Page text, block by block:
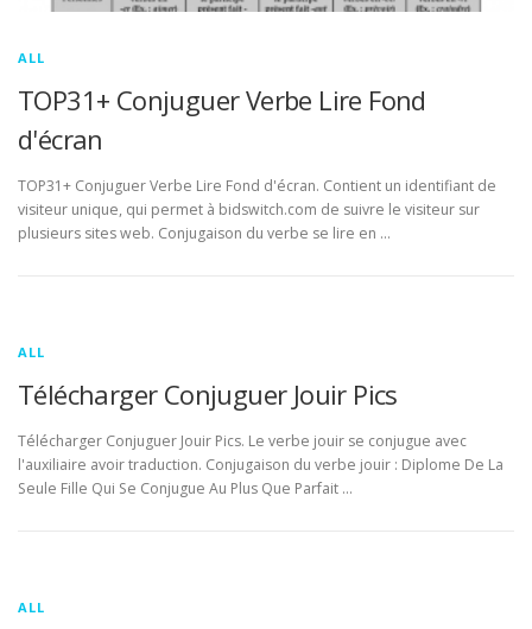
ALL
TOP31+ Conjuguer Verbe Lire Fond
d'écran
TOP31+ Conjuguer Verbe Lire Fond d'écran. Contient un identifiant de
visiteur unique, qui permet à bidswitch.com de suivre le visiteur sur
plusieurs sites web. Conjugaison du verbe se lire en …
ALL
Télécharger Conjuguer Jouir Pics
Télécharger Conjuguer Jouir Pics. Le verbe jouir se conjugue avec
l'auxiliaire avoir traduction. Conjugaison du verbe jouir : Diplome De La
Seule Fille Qui Se Conjugue Au Plus Que Parfait …
ALL